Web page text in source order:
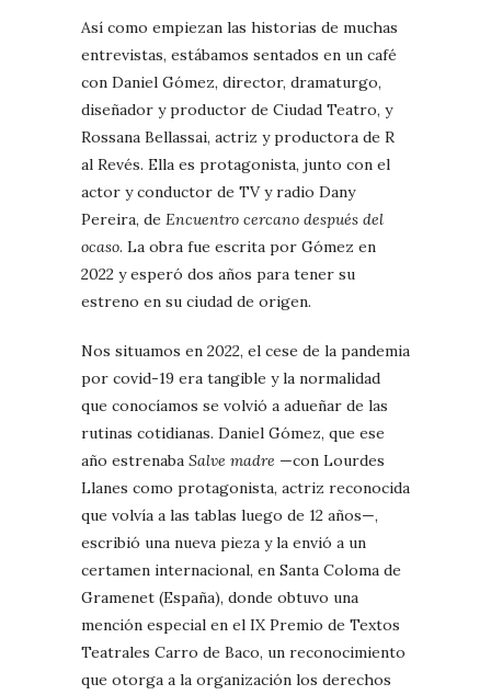
Así como empiezan las historias de muchas
entrevistas, estábamos sentados en un café
con Daniel Gómez, director, dramaturgo,
diseñador y productor de Ciudad Teatro, y
Rossana Bellassai, actriz y productora de R
al Revés. Ella es protagonista, junto con el
actor y conductor de TV y radio Dany
Pereira, de Encuentro cercano después del
ocaso. La obra fue escrita por Gómez en
2022 y esperó dos años para tener su
estreno en su ciudad de origen.
Nos situamos en 2022, el cese de la pandemia
por covid-19 era tangible y la normalidad
que conocíamos se volvió a adueñar de las
rutinas cotidianas. Daniel Gómez, que ese
año estrenaba Salve madre —con Lourdes
Llanes como protagonista, actriz reconocida
que volvía a las tablas luego de 12 años—,
escribió una nueva pieza y la envió a un
certamen internacional, en Santa Coloma de
Gramenet (España), donde obtuvo una
mención especial en el IX Premio de Textos
Teatrales Carro de Baco, un reconocimiento
que otorga a la organización los derechos